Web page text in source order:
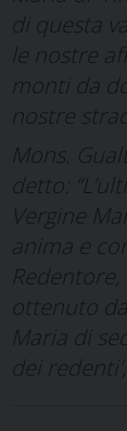
di questa
le nostre
monti da
nostre
Mons.
detto:
Vergine
anima e
Redentore,
ottenuto
Maria di
dei